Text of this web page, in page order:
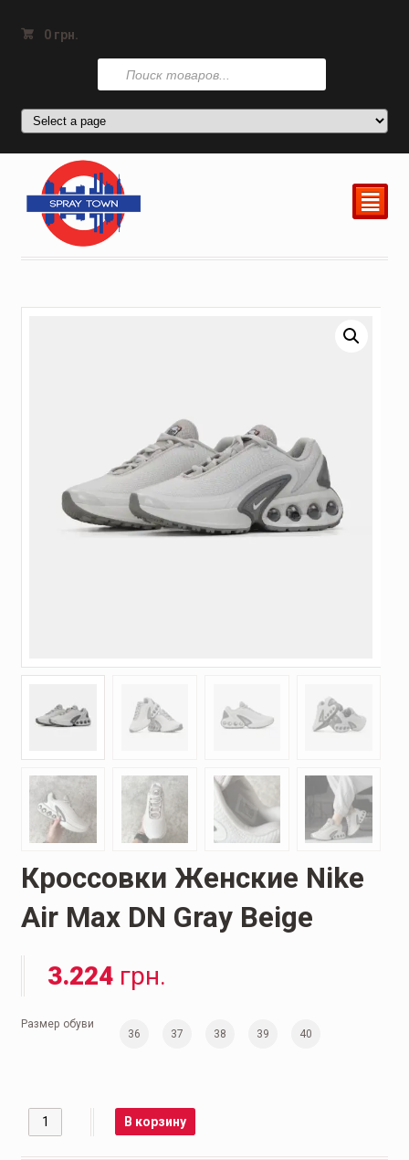
0 грн.
Поиск
товаров
²
Кроссовки Женские Nike
Air Max DN Gray Beige
3.224 грн.
Размер обуви
36 37 38 39 40
Количество В корзину